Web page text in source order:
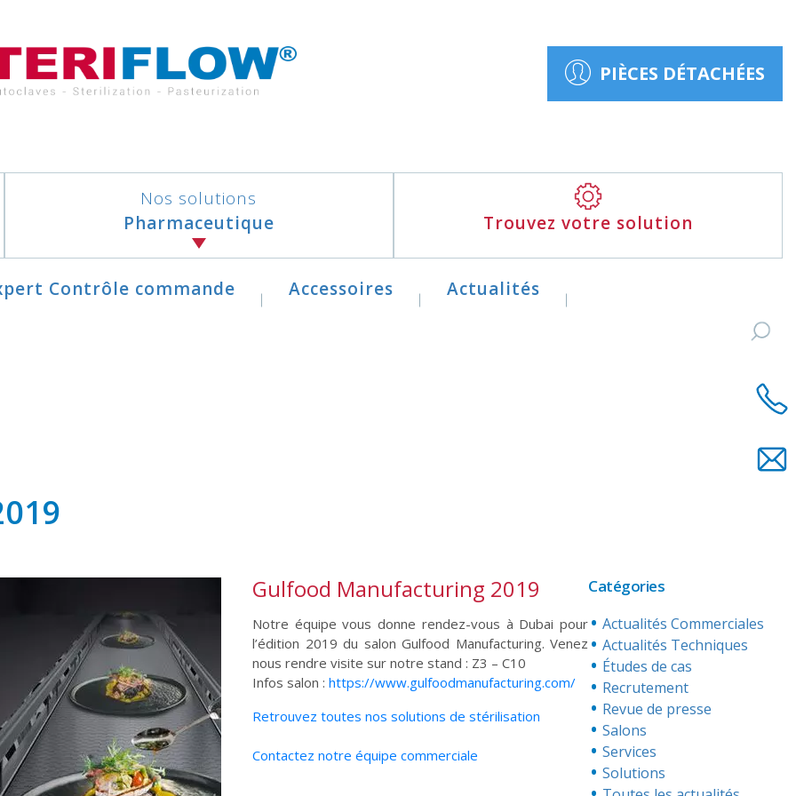
PIÈCES DÉTACHÉES
Nos solutions
Pharmaceutique
Trouvez votre solution
Contrôle commande Accessoires Actualités
Gulfood Manufacturing 2019
Notre équipe vous donne rendez-vous à Dubai pour
l’édition 2019 du salon Gulfood Manufacturing. Venez
nous rendre visite sur notre stand : Z3 – C10
Infos salon : https://www.gulfoodmanufacturing.com/
Retrouvez toutes nos solutions de stérilisation
Contactez notre équipe commerciale
Catégories
Actualités Commerciales
Actualités Techniques
Études de cas
Recrutement
Revue de presse
Salons
Services
Solutions